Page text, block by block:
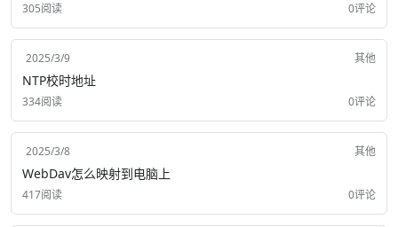
305阅读 0评论
2025/3/9 其他
NTP校时地址
334阅读 0评论
2025/3/8 其他
WebDav怎么映射到电脑上
417阅读 0评论